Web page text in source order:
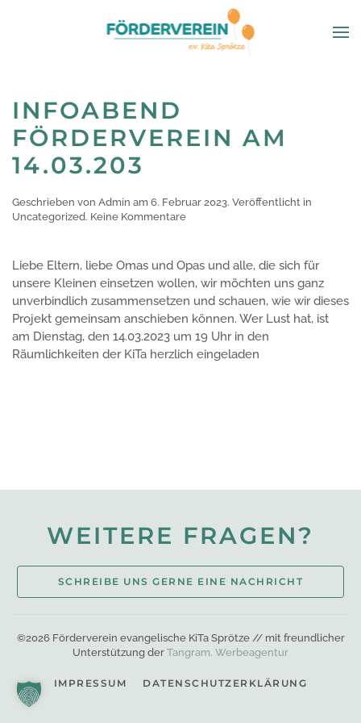
INFOABEND
FÖRDERVEREIN AM
14.03.203
Geschrieben von Admin am 6. Februar 2023. Veröffentlicht in
Uncategorized. Keine Kommentarezu
14.03.203
Liebe Eltern, liebe Omas und Opas und alle, die sich für
unsere Kleinen einsetzen wollen, wir möchten uns ganz
unverbindlich zusammensetzen und schauen, wie wir dieses
Projekt gemeinsam anschieben können. Wer Lust hat, ist
am Dienstag, den 14.03.2023 um 19 Uhr in den
Räumlichkeiten der KiTa herzlich eingeladen
WEITERE FRAGEN?
SCHREIBE UNS GERNE EINE NACHRICHT
©2026Förderverein evangelische KiTa Sprötze// mit freundlicher
Unterstützung der Tangram. Werbeagentur
IMPRESSUM DATENSCHUTZERKLÄRUNG